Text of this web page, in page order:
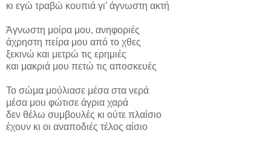
κι εγώ τραβώ κουπιά γι' άγνωστη ακτή
Άγνωστη μοίρα μου, ανηφοριές
άχρηστη πείρα μου από το χθες
ξεκινώ και μετρώ τις ερημιές
και μακριά μου πετώ τις αποσκευές
Το σώμα μούλιασε μέσα στα νερά
μέσα μου φώτισε άγρια χαρά
δεν θέλω συμβουλές κι ούτε πλαίσιο
έχουν κι οι αναποδιές τέλος αίσιο